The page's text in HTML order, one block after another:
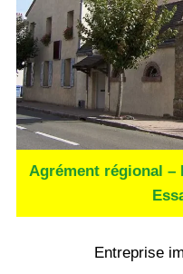
Agrément régional –
Entreprise